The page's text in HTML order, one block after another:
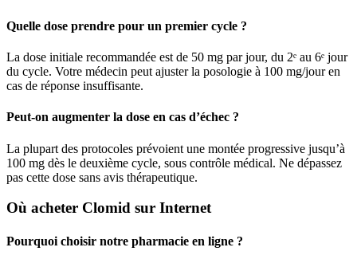
Quelle dose prendre pour un premier cycle ?
La dose initiale recommandée est de 50 mg par jour, du 2ᵉ au 6ᵉ jour
du cycle. Votre médecin peut ajuster la posologie à 100 mg/jour en
cas de réponse insuffisante.
Peut-on augmenter la dose en cas d’échec ?
La plupart des protocoles prévoient une montée progressive jusqu’à
100 mg dès le deuxième cycle, sous contrôle médical. Ne dépassez
pas cette dose sans avis thérapeutique.
Où acheter Clomid sur Internet
Pourquoi choisir notre pharmacie en ligne ?